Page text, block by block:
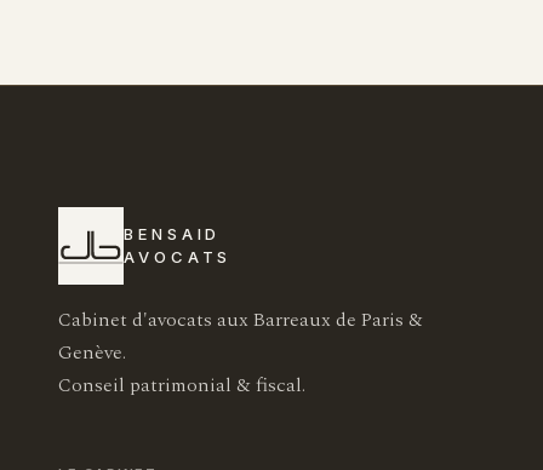
BENSAID
AVOCATS
Cabinet d'avocats aux Barreaux de Paris &
Genève.
Conseil patrimonial & fiscal.